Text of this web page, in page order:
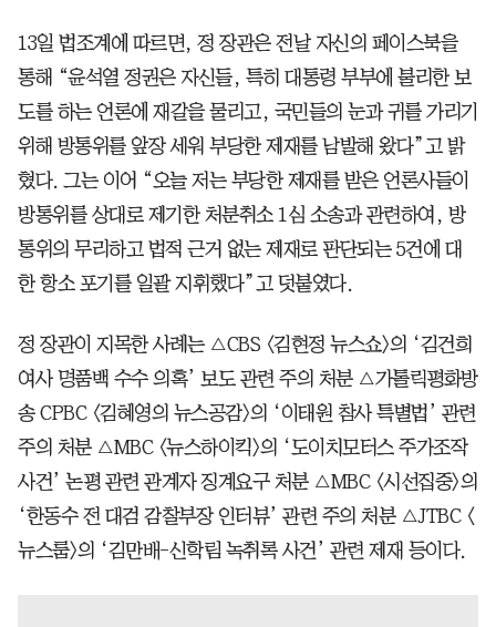
13일 법조계에 따르면, 정 장관은 전날 자신의 페이스북을
통해 “윤석열 정권은 자신들, 특히 대통령 부부에 불리한 보
도를 하는 언론에 재갈을 물리고, 국민들의 눈과 귀를 가리기
위해 방통위를 앞장 세워 부당한 제재를 남발해 왔다”고 밝
혔다. 그는 이어 “오늘 저는 부당한 제재를 받은 언론사들이
방통위를 상대로 제기한 처분취소 1심 소송과 관련하여, 방
통위의 무리하고 법적 근거 없는 제재로 판단되는 5건에 대
한 항소 포기를 일괄 지휘했다”고 덧붙였다.
정 장관이 지목한 사례는 △CBS <김현정 뉴스쇼>의 ‘김건희
여사 명품백 수수 의혹’ 보도 관련 주의 처분 △가톨릭평화방
송 CPBC <김혜영의 뉴스공감>의 ‘이태원 참사 특별법’ 관련
주의 처분 △MBC <뉴스하이킥>의 ‘도이치모터스 주가조작
사건’ 논평 관련 관계자 징계요구 처분 △MBC <시선집중>의
‘한동수 전 대검 감찰부장 인터뷰’ 관련 주의 처분 △JTBC <
뉴스룸>의 ‘김만배-신학림 녹취록 사건’ 관련 제재 등이다.